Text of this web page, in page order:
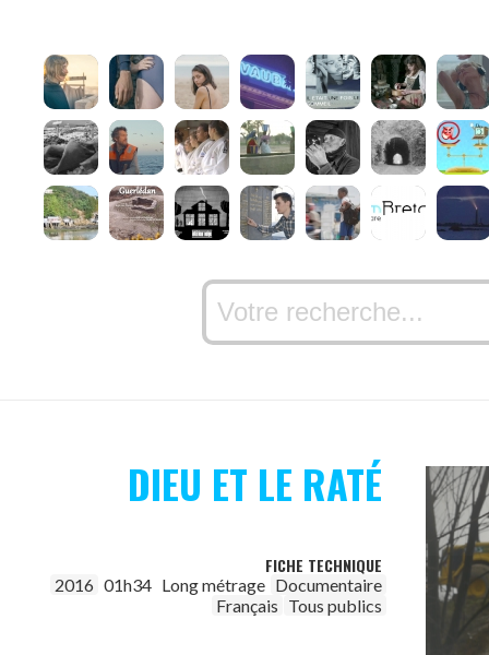
DIEU ET LE RATÉ
FICHE TECHNIQUE
2016 01h34 Long métrage Documentaire
Français Tous publics